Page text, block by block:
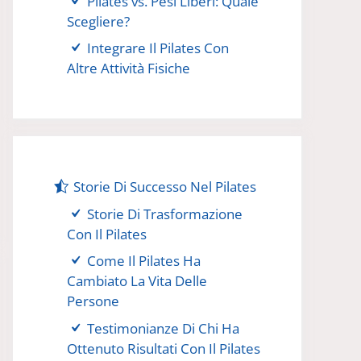
Scegliere?
Integrare Il Pilates Con
Altre Attività Fisiche
Storie Di Successo Nel Pilates
Storie Di Trasformazione
Con Il Pilates
Come Il Pilates Ha
Cambiato La Vita Delle
Persone
Testimonianze Di Chi Ha
Ottenuto Risultati Con Il Pilates